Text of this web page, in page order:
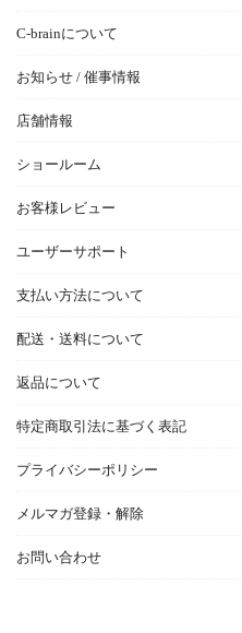
C-brainについて
お知らせ / 催事情報
店舗情報
ショールーム
お客様レビュー
ユーザーサポート
支払い方法について
配送・送料について
返品について
特定商取引法に基づく表記
プライバシーポリシー
メルマガ登録・解除
お問い合わせ